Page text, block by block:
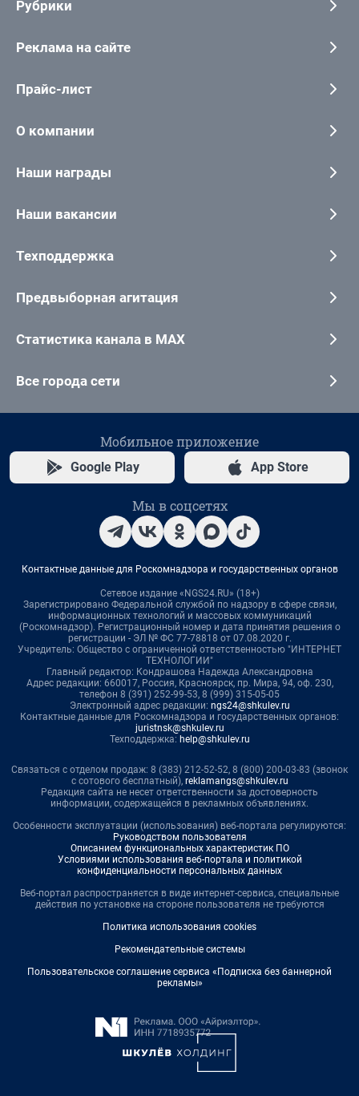
Рубрики
Реклама на сайте
Прайс-лист
О компании
Наши награды
Наши вакансии
Техподдержка
Предвыборная агитация
Статистика канала в MAX
Все города сети
Мобильное приложение
Google Play App Store
Мы в соцсетях
Контактные данные для Роскомнадзора и государственных органов
Сетевое издание «NGS24.RU» (18+)
Зарегистрировано Федеральной службой по надзору в сфере связи,
информационных технологий и массовых коммуникаций
(Роскомнадзор). Регистрационный номер и дата принятия решения о
регистрации - ЭЛ № ФС 77-78818 от 07.08.2020 г.
Учредитель: Общество с ограниченной ответственностью "ИНТЕРНЕТ
ТЕХНОЛОГИИ"
Главный редактор: Кондрашова Надежда Александровна
Адрес редакции: 660017, Россия, Красноярск, пр. Мира, 94, оф. 230,
телефон 8 (391) 252-99-53, 8 (999) 315-05-05
Электронный адрес редакции: ngs24@shkulev.ru
Контактные данные для Роскомнадзора и государственных органов:
juristnsk@shkulev.ru
Техподдержка: help@shkulev.ru
Связаться с отделом продаж: 8 (383) 212-52-52, 8 (800) 200-03-83 (звонок
с сотового бесплатный), reklamangs@shkulev.ru
Редакция сайта не несет ответственности за достоверность
информации, содержащейся в рекламных объявлениях.
Особенности эксплуатации (использования) веб-портала регулируются:
Руководством пользователя
Описанием функциональных характеристик ПО
Условиями использования веб-портала и политикой
конфиденциальности персональных данных
Веб-портал распространяется в виде интернет-сервиса, специальные
действия по установке на стороне пользователя не требуются
Политика использования cookies
Рекомендательные системы
Пользовательское соглашение сервиса «Подписка без баннерной
рекламы»